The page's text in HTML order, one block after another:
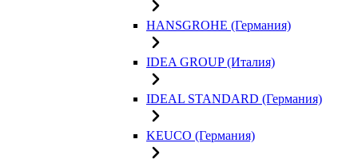
HANSGROHE (Германия)
IDEA GROUP (Италия)
IDEAL STANDARD (Германия)
KEUCO (Германия)